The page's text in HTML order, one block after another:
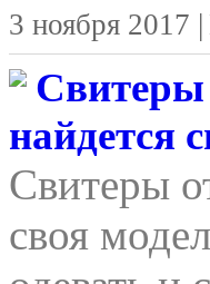
3 ноября 2017 |
Свитеры
найдется
Свитеры
своя